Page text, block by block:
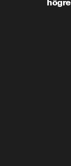
högre